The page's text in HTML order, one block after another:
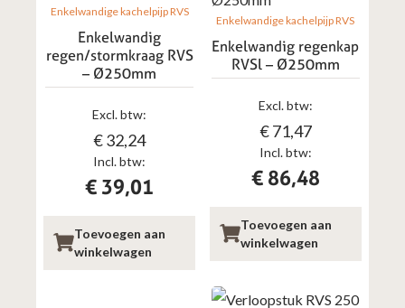
Enkelwandige kachelpijp RVS
Enkelwandig
regen/stormkraag RVS
– Ø250mm
Incl. btw:
€ 39,01
Excl. btw:
€32,24
Toevoegen aan
winkelwagen
Enkelwandige kachelpijp RVS
Enkelwandig regenkap
RVSl – Ø250mm
Incl. btw:
€86,48
Excl. btw:
€71,47
Toevoegen aan
winkelwagen